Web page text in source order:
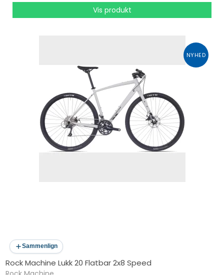
Vis produkt
NYHED
Sammenlign
Rock Machine Lukk 20 Flatbar 2x8 Speed